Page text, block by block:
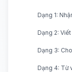
Dạng 1:
Dạng 2:
Dạng 3:
Dạng 4: Từ